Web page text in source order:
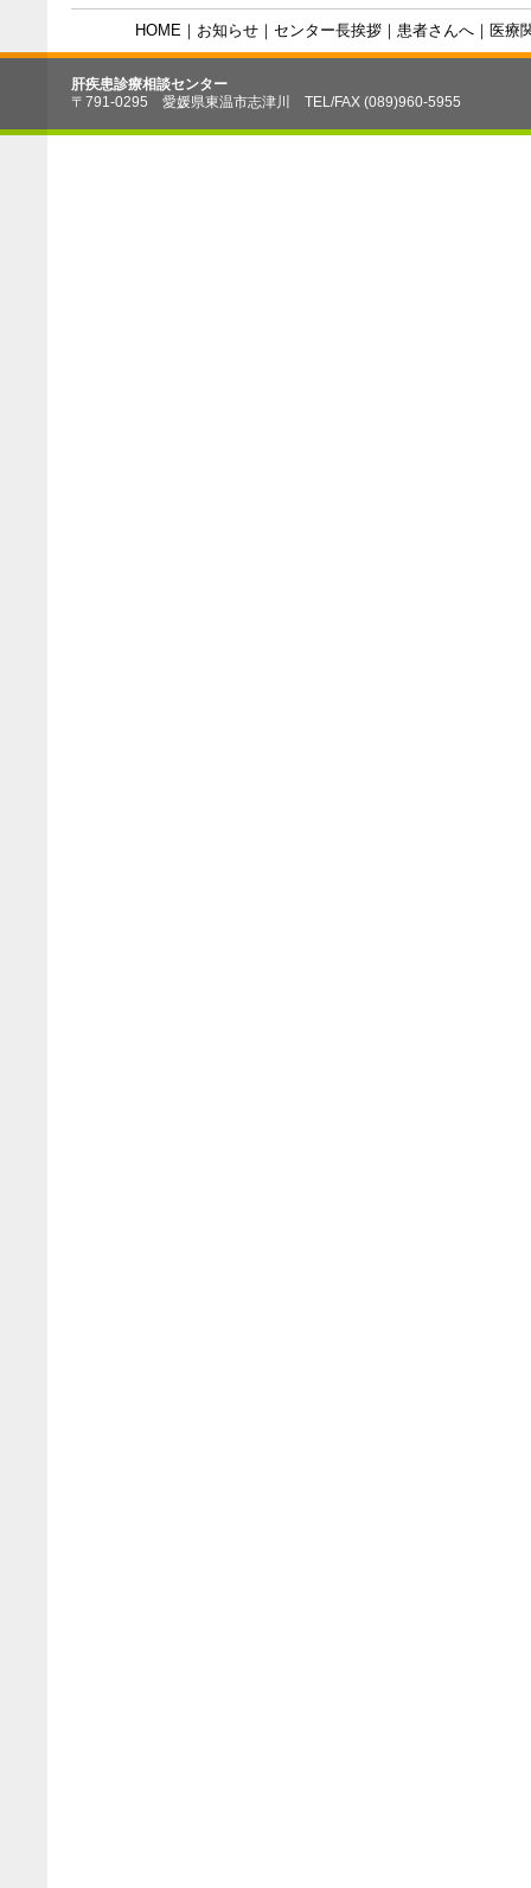
HOME ｜ お知らせ ｜ センター長挨拶 ｜ 患者さんへ ｜ 医療
肝疾患診療相談センター
〒791-0295 愛媛県東温市志津川 TEL/FAX (089)960-5955